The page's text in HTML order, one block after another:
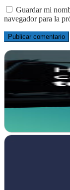
Guardar mi
navegador para la